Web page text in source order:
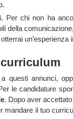
Per chi non ha
della
questi annunci,
le candidature
. Dopo aver
mandare il tuo